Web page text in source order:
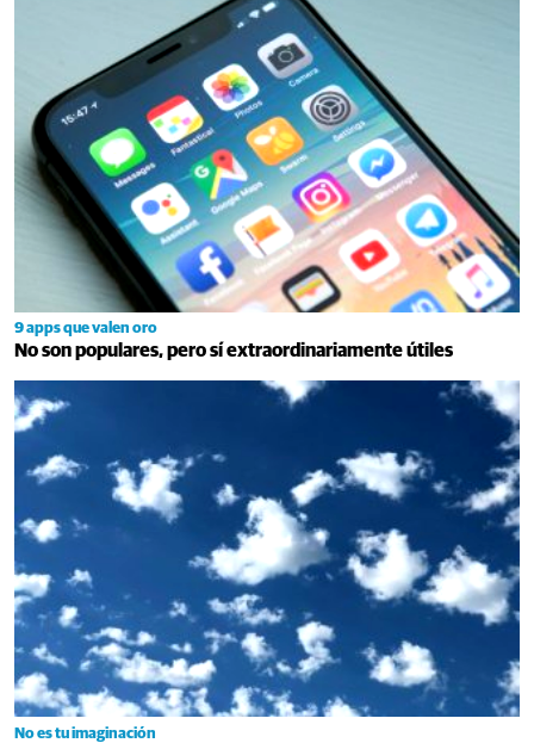
9 apps que valen oro
No son populares, pero sí extraordinariamente útiles
No es tu imaginación